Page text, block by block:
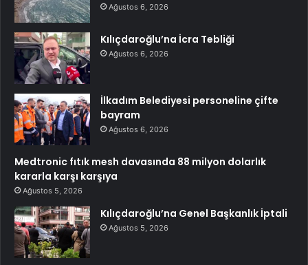
Ağustos 6, 2026
Kılıçdaroğlu’na İcra Tebliği
Ağustos 6, 2026
İlkadım Belediyesi personeline çifte
bayram
Ağustos 6, 2026
Medtronic fıtık mesh davasında 88 milyon dolarlık
kararla karşı karşıya
Ağustos 5, 2026
Kılıçdaroğlu’na Genel Başkanlık İptali
Ağustos 5, 2026